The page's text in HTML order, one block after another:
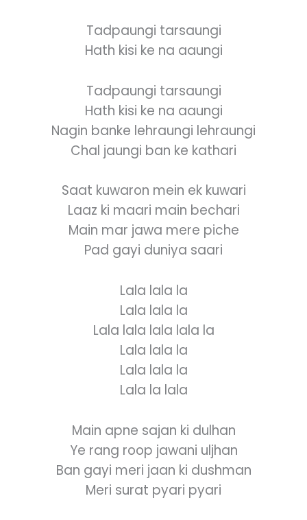
Tadpaungi tarsaungi
Hath kisi ke na aaungi
Tadpaungi tarsaungi
Hath kisi ke na aaungi
Nagin banke lehraungi lehraungi
Chal jaungi ban ke kathari
Saat kuwaron mein ek kuwari
Laaz ki maari main bechari
Main mar jawa mere piche
Pad gayi duniya saari
Lala lala la
Lala lala la
Lala lala lala lala la
Lala lala la
Lala lala la
Lala la lala
Main apne sajan ki dulhan
Ye rang roop jawani uljhan
Ban gayi meri jaan ki dushman
Meri surat pyari pyari